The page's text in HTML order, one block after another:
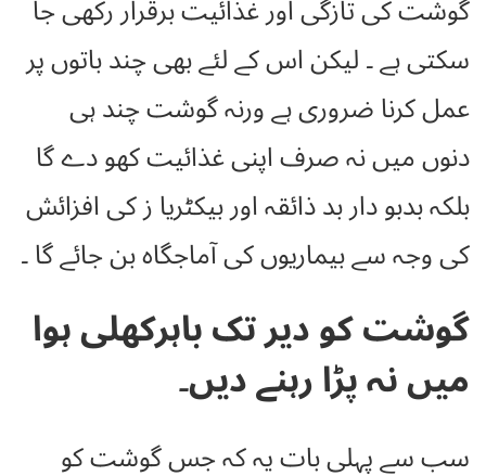
گوشت کی تازگی اور غذائیت برقرار رکھی جا
سکتی ہے ۔ لیکن اس کے لئے بھی چند باتوں پر
عمل کرنا ضروری ہے ورنہ گوشت چند ہی
دنوں میں نہ صرف اپنی غذائیت کھو دے گا
بلکہ بدبو دار بد ذائقہ اور بیکٹریا ز کی افزائش
کی وجہ سے بیماریوں کی آماجگاہ بن جائے گا ۔
گوشت کو دیر تک باہرکھلی ہوا
میں نہ پڑا رہنے دیں۔
سب سے پہلی بات یہ کہ جس گوشت کو